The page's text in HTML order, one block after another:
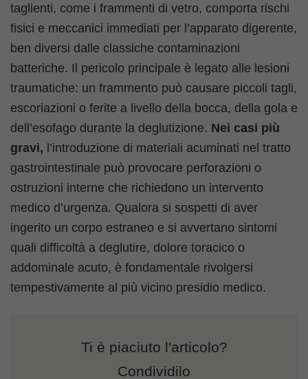
taglienti, come i frammenti di vetro, comporta rischi
fisici e meccanici immediati per l’apparato digerente,
ben diversi dalle classiche contaminazioni
batteriche. Il pericolo principale è legato alle lesioni
traumatiche: un frammento può causare piccoli tagli,
escoriazioni o ferite a livello della bocca, della gola e
dell’esofago durante la deglutizione. Nei casi più
gravi, l’introduzione di materiali acuminati nel tratto
gastrointestinale può provocare perforazioni o
ostruzioni interne che richiedono un intervento
medico d’urgenza. Qualora si sospetti di aver
ingerito un corpo estraneo e si avvertano sintomi
quali difficoltà a deglutire, dolore toracico o
addominale acuto, è fondamentale rivolgersi
tempestivamente al più vicino presidio medico.
Ti è piaciuto l'articolo?
Condividilo